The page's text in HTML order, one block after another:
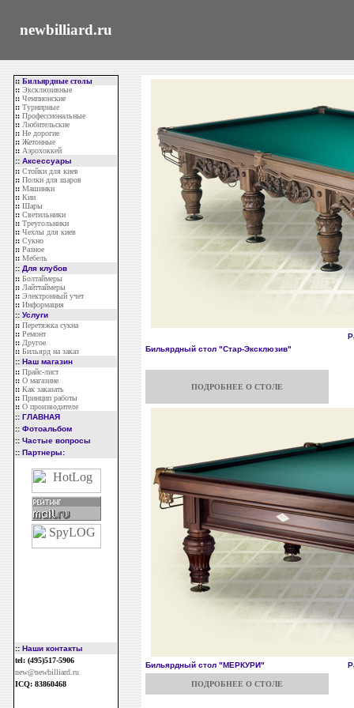
newbilliard.ru
:: Бильярдные столы
:: Эксклюзивные
:: Чемпионские
:: Турнирные
:: Профессиональные
:: Любительские
:: Не дорогие
:: Жетонные
:: Аэрохоккей
:: Аксессуары
:: Стойки для киев
:: Полки для шаров
:: Машинки
:: Кии
:: Шары
:: Светильники
:: Треугольники
:: Чехлы для киев
:: Сукно
:: Разное
:: Мебель
:: Для клубов
:: Болтаймеры
:: Лайттаймеры
:: Электронный учет
:: Информация
:: Услуги
:: Перетяжка сукна
:: Ремонт
:: Другое
:: Бильярд на заказ
:: Наш магазин
:: Прайс-лист
:: О магазине
:: Как заказать
:: Принцип работы
:: О производителе
:: ГЛАВНАЯ
:: Фотоальбом
:: Частые вопросы
:: Партнеры:
:: Наши контакты
tel: (495)517-5906
new@newbilliard.ru
ICQ: 83860468
Бильярдный стол "Стар-Эксклюзив"
ПОДРОБНЕЕ О СТОЛЕ
Бильярдный стол "МЕРКУРИ"
ПОДРОБНЕЕ О СТОЛЕ